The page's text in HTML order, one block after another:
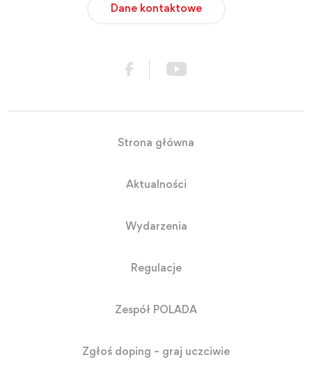
Dane kontaktowe
Strona główna
Aktualności
Wydarzenia
Regulacje
Zespół POLADA
Zgłoś doping – graj uczciwie